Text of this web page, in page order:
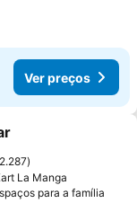
Ver preços
favoritos
2.287
La Manga
para a família